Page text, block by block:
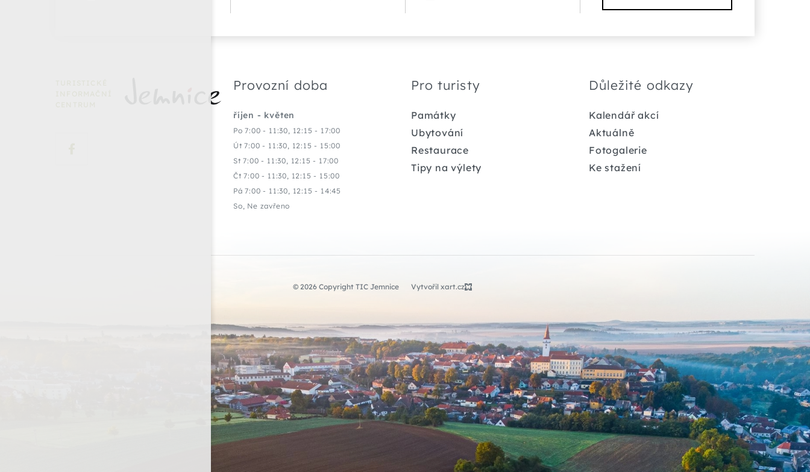
Provozní doba
říjen - květen
Po 7:00 - 11:30, 12:15 - 17:00
Út 7:00 - 11:30, 12:15 - 15:00
St 7:00 - 11:30, 12:15 - 17:00
Čt 7:00 - 11:30, 12:15 - 15:00
Pá 7:00 - 11:30, 12:15 - 14:45
So, Ne zavřeno
Pro turisty
Památky
Ubytování
Restaurace
Tipy na výlety
Důležité odkazy
Kalendář akcí
Aktuálně
Fotogalerie
Ke stažení
© 2026 Copyright TIC Jemnice Vytvořil xart.cz